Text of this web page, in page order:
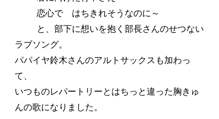
恋心で はちきれそうなのに～
と、部下に想いを抱く部長さんのせつない
ラブソング。
パパイヤ鈴木さんのアルトサックスも加わっ
て、
いつものレパートリーとはちっと違った胸きゅ
んの歌になりました。